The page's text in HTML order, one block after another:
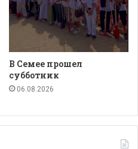
В Семее прошел
субботник
06.08.2026